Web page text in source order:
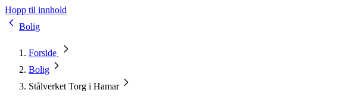
Hopp til innhold
Bolig
Forside
Bolig
Stålverket Torg i Hamar